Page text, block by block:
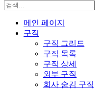
메인 페이지
구직
구직 그리드
구직 목록
구직 상세
외부 구직
회사 숨김 구직